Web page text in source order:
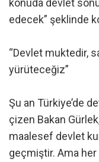
konuda devlet
edecek” şeklinde
“Devlet muktedir,
yürüteceğiz”
Şu an Türkiye’de
çizen Bakan
maalesef devlet
geçmiştir. Ama